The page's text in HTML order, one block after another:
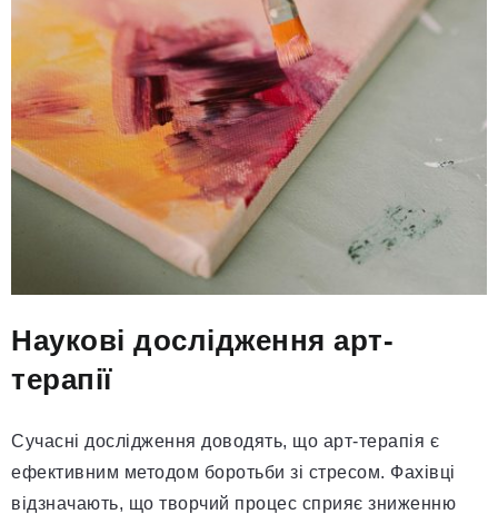
Наукові дослідження арт-
терапії
Сучасні дослідження доводять, що арт-терапія є
ефективним методом боротьби зі стресом. Фахівці
відзначають, що творчий процес сприяє зниженню